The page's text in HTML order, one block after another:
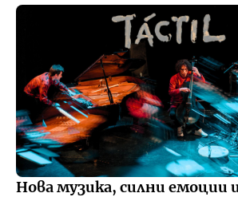
Нова музика, силни емоции